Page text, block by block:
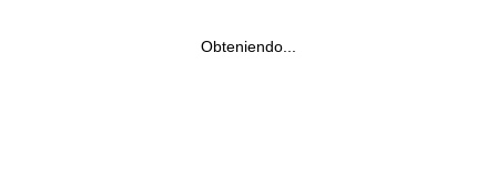
Obteniendo...